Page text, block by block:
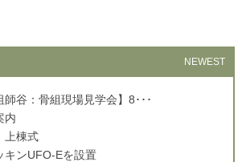
NEWEST
師谷：骨組現場見学会】8･･･
内
棟式
キンUFO-Eを設置